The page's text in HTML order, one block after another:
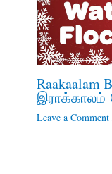
Raakaalam
இராக்காலம்
Leave a Comment